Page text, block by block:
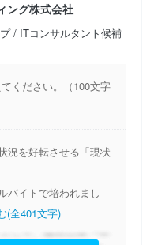
ング株式会社
/ ITコンサルタント候補
ください。（100文字
況を好転させる「現状
バイトで培われまし
(全401文字)